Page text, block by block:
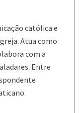
católica e
Atua como
com a
Entre